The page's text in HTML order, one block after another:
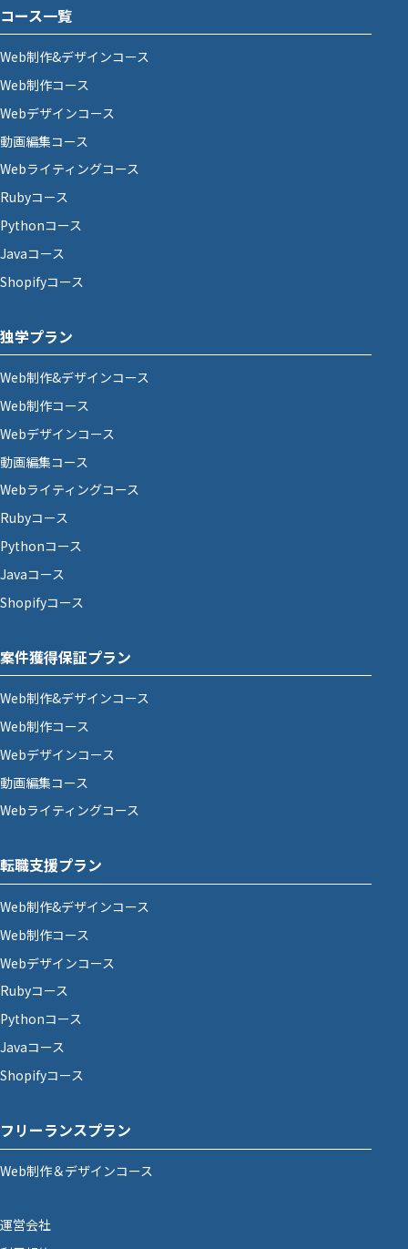
コース一覧
Web制作&デザインコース
Web制作コース
Webデザインコース
動画編集コース
Webライティングコース
Rubyコース
Pythonコース
Javaコース
Shopifyコース
独学プラン
Web制作&デザインコース
Web制作コース
Webデザインコース
動画編集コース
Webライティングコース
Rubyコース
Pythonコース
Javaコース
Shopifyコース
案件獲得保証プラン
Web制作&デザインコース
Web制作コース
Webデザインコース
動画編集コース
Webライティングコース
転職支援プラン
Web制作&デザインコース
Web制作コース
Webデザインコース
Rubyコース
Pythonコース
Javaコース
Shopifyコース
フリーランスプラン
Web制作＆デザインコース
運営会社